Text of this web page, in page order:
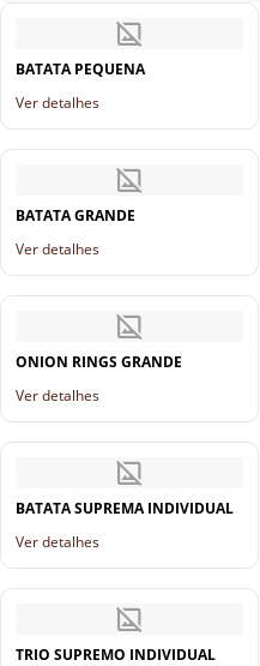
BATATA PEQUENA
Ver detalhes
BATATA GRANDE
Ver detalhes
ONION RINGS GRANDE
Ver detalhes
BATATA SUPREMA INDIVIDUAL
Ver detalhes
TRIO SUPREMO INDIVIDUAL